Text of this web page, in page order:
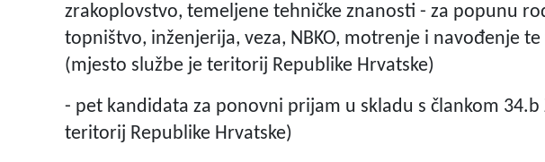
zrakoplovstvo, temeljene tehničke znanosti - za popunu
topništvo, inženjerija, veza, NBKO, motrenje i navođenje
(mjesto službe je teritorij Republike Hrvatske)
- pet kandidata za ponovni prijam u skladu s člankom 34.b
teritorij Republike Hrvatske)